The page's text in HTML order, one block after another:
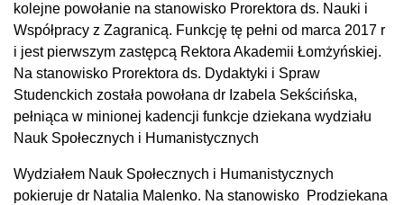
kolejne powołanie na stanowisko Prorektora ds. Nauki i
Współpracy z Zagranicą. Funkcję tę pełni od marca 2017 r
i jest pierwszym zastępcą Rektora Akademii Łomżyńskiej.
Na stanowisko Prorektora ds. Dydaktyki i Spraw
Studenckich została powołana dr Izabela Sekścińska,
pełniąca w minionej kadencji funkcje dziekana wydziału
Nauk Społecznych i Humanistycznych
Wydziałem Nauk Społecznych i Humanistycznych
pokieruje dr Natalia Malenko. Na stanowisko Prodziekana